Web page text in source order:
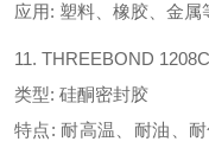
应用: 塑料、橡胶、金属
11. THREEBOND 1208C
类型: 硅酮密封胶
特点: 耐高温、耐油、